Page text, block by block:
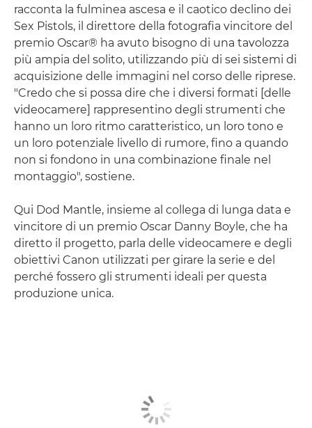
racconta la fulminea ascesa e il caotico declino dei
Sex Pistols, il direttore della fotografia vincitore del
premio Oscar® ha avuto bisogno di una tavolozza
più ampia del solito, utilizzando più di sei sistemi di
acquisizione delle immagini nel corso delle riprese.
"Credo che si possa dire che i diversi formati [delle
videocamere] rappresentino degli strumenti che
hanno un loro ritmo caratteristico, un loro tono e
un loro potenziale livello di rumore, fino a quando
non si fondono in una combinazione finale nel
montaggio", sostiene.
Qui Dod Mantle, insieme al collega di lunga data e
vincitore di un premio Oscar Danny Boyle, che ha
diretto il progetto, parla delle videocamere e degli
obiettivi Canon utilizzati per girare la serie e del
perché fossero gli strumenti ideali per questa
produzione unica.